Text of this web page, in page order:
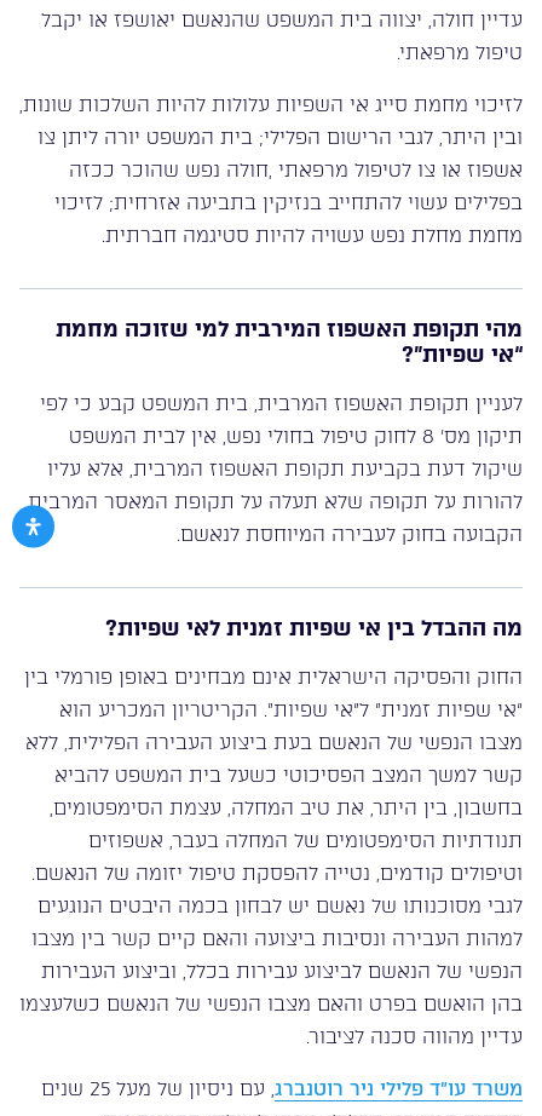
עדיין חולה, יצווה בית המשפט שהנאשם יאושפז או יקבל
טיפול מרפאתי.
לזיכוי מחמת סייג אי השפיות עלולות להיות השלכות שונות,
ובין היתר, לגבי הרישום הפלילי; בית המשפט יורה ליתן צו
אשפוז או צו לטיפול מרפאתי ,חולה נפש שהוכר ככזה
בפלילים עשוי להתחייב בנזיקין בתביעה אזרחית; לזיכוי
מחמת מחלת נפש עשויה להיות סטיגמה חברתית.
מהי תקופת האשפוז המירבית למי שזוכה מחמת
“אי שפיות”?
לעניין תקופת האשפוז המרבית, בית המשפט קבע כי לפי
תיקון מס’ 8 לחוק טיפול בחולי נפש, אין לבית המשפט
שיקול דעת בקביעת תקופת האשפוז המרבית, אלא עליו
להורות על תקופה שלא תעלה על תקופת המאסר המרבית
הקבועה בחוק לעבירה המיוחסת לנאשם.
מה ההבדל בין אי שפיות זמנית לאי שפיות?
החוק והפסיקה הישראלית אינם מבחינים באופן פורמלי בין
“אי שפיות זמנית” ל”אי שפיות”. הקריטריון המכריע הוא
מצבו הנפשי של הנאשם בעת ביצוע העבירה הפלילית, ללא
קשר למשך המצב הפסיכוטי כשעל בית המשפט להביא
בחשבון, בין היתר, את טיב המחלה, עצמת הסימפטומים,
תנודתיות הסימפטומים של המחלה בעבר, אשפוזים
וטיפולים קודמים, נטייה להפסקת טיפול יזומה של הנאשם.
לגבי מסוכנותו של נאשם יש לבחון בכמה היבטים הנוגעים
למהות העבירה ונסיבות ביצועה והאם קיים קשר בין מצבו
הנפשי של הנאשם לביצוע עבירות בכלל, וביצוע העבירות
בהן הואשם בפרט והאם מצבו הנפשי של הנאשם כשלעצמו
עדיין מהווה סכנה לציבור.
משרד עו”ד פלילי ניר רוטנברג
, עם ניסיון של מעל 25 שנים